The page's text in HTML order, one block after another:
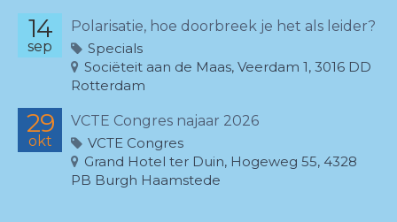
14
sep
Polarisatie, hoe doorbreek je het als leider?
Specials
Sociëteit aan de Maas, Veerdam 1, 3016 DD
Rotterdam
29
okt
VCTE Congres najaar 2026
VCTE Congres
Grand Hotel ter Duin, Hogeweg 55, 4328
PB Burgh Haamstede